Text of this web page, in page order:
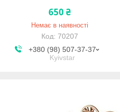
650 ₴
Немає в наявності
70207
+380 (98) 507-37-37
Kyivstar